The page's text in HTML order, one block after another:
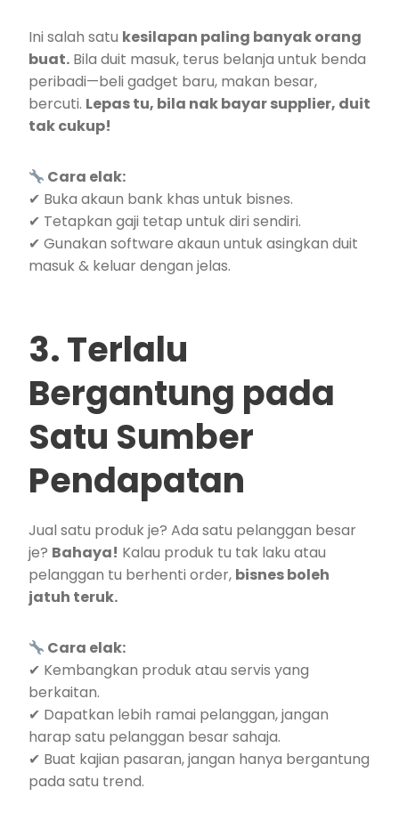
Ini salah satu kesilapan paling banyak orang
buat. Bila duit masuk, terus belanja untuk benda
peribadi—beli gadget baru, makan besar,
bercuti. Lepas tu, bila nak bayar supplier, duit
tak cukup!
Cara elak:
✔ Buka akaun bank khas untuk bisnes.
✔ Tetapkan gaji tetap untuk diri sendiri.
✔ Gunakan software akaun untuk asingkan duit
masuk & keluar dengan jelas.
3. Terlalu
Bergantung pada
Satu Sumber
Pendapatan
Jual satu produk je? Ada satu pelanggan besar
je? Bahaya! Kalau produk tu tak laku atau
pelanggan tu berhenti order, bisnes boleh
jatuh teruk.
Cara elak:
✔ Kembangkan produk atau servis yang
berkaitan.
✔ Dapatkan lebih ramai pelanggan, jangan
harap satu pelanggan besar sahaja.
✔ Buat kajian pasaran, jangan hanya bergantung
pada satu trend.